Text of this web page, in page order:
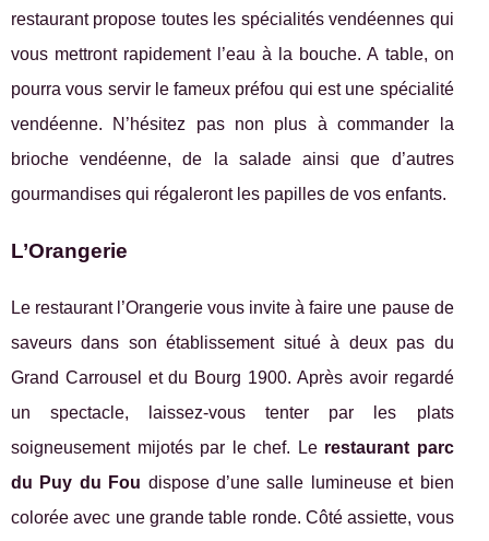
restaurant propose toutes les spécialités vendéennes qui
vous mettront rapidement l’eau à la bouche. A table, on
pourra vous servir le fameux préfou qui est une spécialité
vendéenne. N’hésitez pas non plus à commander la
brioche vendéenne, de la salade ainsi que d’autres
gourmandises qui régaleront les papilles de vos enfants.
L’Orangerie
Le restaurant l’Orangerie vous invite à faire une pause de
saveurs dans son établissement situé à deux pas du
Grand Carrousel et du Bourg 1900. Après avoir regardé
un spectacle, laissez-vous tenter par les plats
soigneusement mijotés par le chef. Le restaurant parc
du Puy du Fou dispose d’une salle lumineuse et bien
colorée avec une grande table ronde. Côté assiette, vous